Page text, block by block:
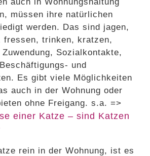
müssen ihre natürlichen
werden. Das sind jagen,
fressen, trinken, kratzen,
Sozialkontakte,
und
Es gibt viele Möglichkeiten
auch in der Wohnung oder
ohne Freigang. s.a. =>
einer Katze – sind Katzen
rein in der Wohnung, ist es